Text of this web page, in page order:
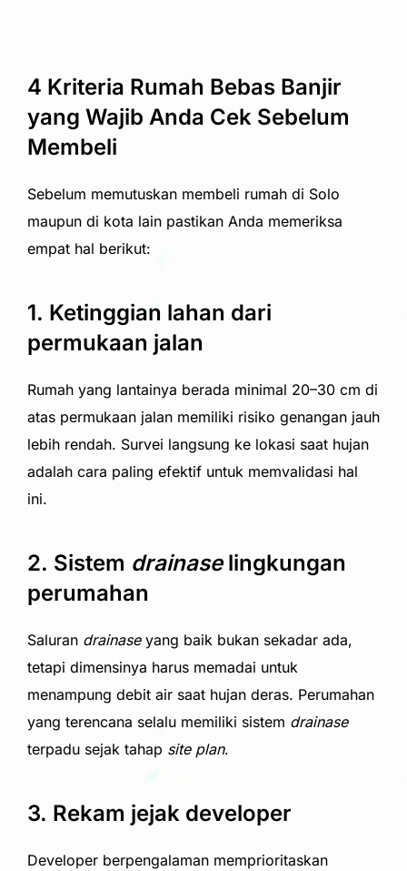
4 Kriteria Rumah Bebas Banjir
yang Wajib Anda Cek Sebelum
Membeli
Sebelum memutuskan membeli rumah di Solo
maupun di kota lain pastikan Anda memeriksa
empat hal berikut:
1. Ketinggian lahan dari
permukaan jalan
Rumah yang lantainya berada minimal 20–30 cm di
atas permukaan jalan memiliki risiko genangan jauh
lebih rendah. Survei langsung ke lokasi saat hujan
adalah cara paling efektif untuk memvalidasi hal
ini.
2. Sistem drainaselingkungan
perumahan
Saluran drainaseyang baik bukan sekadar ada,
tetapi dimensinya harus memadai untuk
menampung debit air saat hujan deras. Perumahan
yang terencana selalu memiliki sistem drainase
terpadu sejak tahap site plan.
3. Rekam jejak developer
Developer berpengalaman memprioritaskan